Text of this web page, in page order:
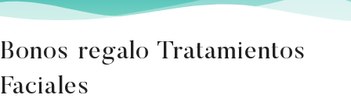
Bonos regalo Tratamientos
Faciales